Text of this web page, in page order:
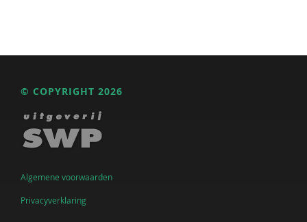
© COPYRIGHT 2026
Algemene voorwaarden
Privacyverklaring